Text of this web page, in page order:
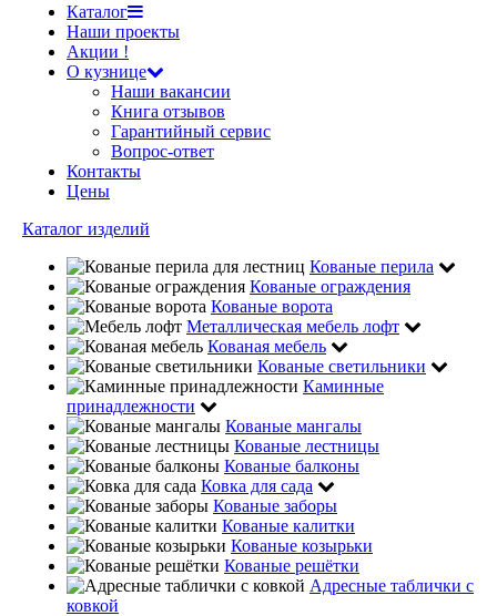
Каталог
Наши проекты
Акции !
О кузнице
Наши вакансии
Книга отзывов
Гарантийный сервис
Вопрос-ответ
Контакты
Цены
Каталог изделий
Кованые перила
Кованые ограждения
Кованые ворота
Металлическая мебель лофт
Кованая мебель
Кованые светильники
Каминные
принадлежности
Кованые мангалы
Кованые лестницы
Кованые балконы
Ковка для сада
Кованые заборы
Кованые калитки
Кованые козырьки
Кованые решётки
Адресные таблички с
ковкой